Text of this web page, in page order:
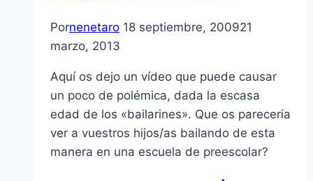
Pornenetaro 18 septiembre, 200921
marzo, 2013
Aquí­ os dejo un ví­deo que puede causar
un poco de polémica, dada la escasa
edad de los «bailarines». Que os pareceria
ver a vuestros hijos/as bailando de esta
manera en una escuela de preescolar?